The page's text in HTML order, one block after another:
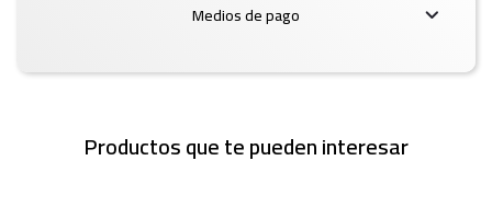
Medios de pago
Productos que te pueden interesar